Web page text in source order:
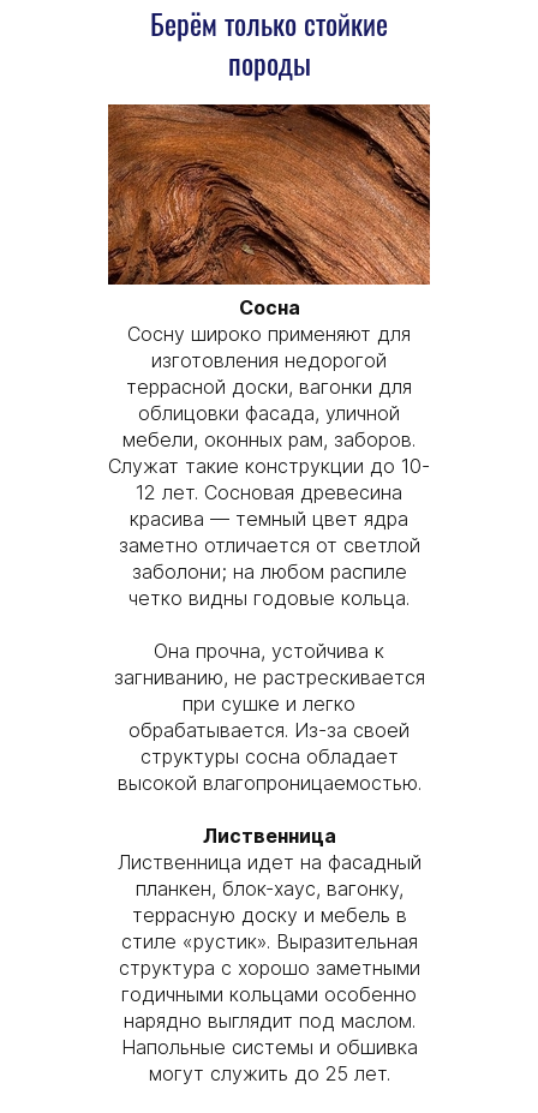
Берём только стойкие
породы
Сосна
Сосну широко применяют для
изготовления недорогой
террасной доски, вагонки для
облицовки фасада, уличной
мебели, оконных рам, заборов.
Служат такие конструкции до 10-
12 лет. Сосновая древесина
красива — темный цвет ядра
заметно отличается от светлой
заболони; на любом распиле
четко видны годовые кольца.
Она прочна, устойчива к
загниванию, не растрескивается
при сушке и легко
обрабатывается. Из-за своей
структуры сосна обладает
высокой влагопроницаемостью.
Лиственница
Лиственница идет на фасадный
планкен, блок-хаус, вагонку,
террасную доску и мебель в
стиле «рустик». Выразительная
структура с хорошо заметными
годичными кольцами особенно
нарядно выглядит под маслом.
Напольные системы и обшивка
могут служить до 25 лет.